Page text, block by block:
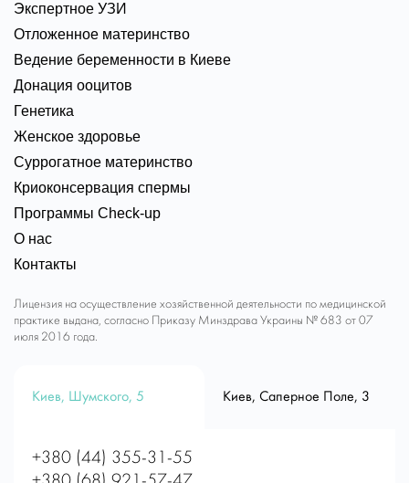
Экспертное УЗИ
Отложенное материнство
Ведение беременности в Киеве
Донация ооцитов
Генетика
Женское здоровье
Суррогатное материнство
Криоконсервация спермы
Программы Check-up
О нас
Контакты
Лицензия на осуществление хозяйственной деятельности по медицинской
практике выдана, согласно Приказу Минздрава Украины № 683 от 07
июля 2016 года.
Киев, Шумского, 5 Киев, Саперное Поле, 3
+380 (44) 355-31-55